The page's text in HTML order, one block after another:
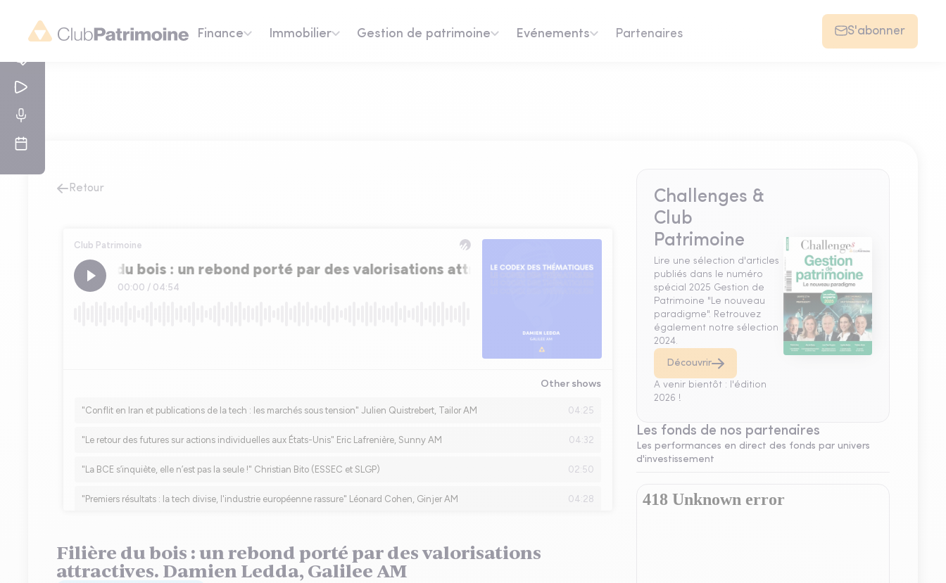
Finance Immobilier Gestion de patrimoine Evénements Partenaires S'abonner
Retour
Filière du bois : un rebond porté par des valorisations
attractives. Damien Ledda, Galilee AM
Challenges &
Club
Patrimoine
Lire une sélection d'articles
publiés dans le numéro
spécial 2025 Gestion de
Patrimoine "Le nouveau
paradigme". Retrouvez
également notre sélection
2024.
Découvrir
A venir bientôt : l'édition
2026 !
Les fonds de nos partenaires
Les performances en direct des fonds par univers
d'investissement